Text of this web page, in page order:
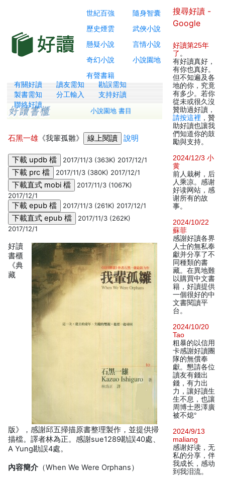
世紀百強
隨身智囊
歷史煙雲
武俠小說
懸疑小說
言情小說
奇幻小說
小說園地
有聲書籍
有關好讀 讀友需知
勘誤需知
製書需知
分工輸入
支持好讀
聯絡好讀
小說園地 書目
石黑一雄 《我輩孤雛》 說明
2017/11/3 (363K) 2017/12/1
2017/11/3 (380K) 2017/12/1
2017/11/3 (1067K)
2017/12/1
2017/11/3 (261K) 2017/12/1
2017/11/3 (262K)
2017/12/1
好讀
書櫃
《典
藏
版》，感謝邱五掃描原書整理製作，並提供掃
描檔。譯者林為正。感謝sue1289勘誤40處、
A Yung勘誤4處。
內容簡介 （When We Were Orphans）
搜尋好讀 -
Google
好讀第25年
了 。
有好讀真好，
有你也真好。
但不知遍及各
地的你，究竟
有多少。若你
從未或很久沒
贊助過好讀，
請按這裡 ，贊
助好讀也讓我
們知道你的鼓
勵與支持。
2024/12/3 小
黄
前人栽树，后
人乘凉。感谢
好读网站，感
谢所有的故
事。
2024/10/22
蘇菲
感謝好讀各界
人士的無私奉
獻并分享了不
同種類的書
藏。在異地難
以購買中文書
籍，好讀提供
一個很好的中
文書閱讀平
台。
2024/10/20
Tao
粗暴的以信用
卡感謝好讀團
隊的無償奉
獻。懇請各位
讀友有錢出
錢，有力出
力，讓好讀生
生不息，也讓
周博士恩澤廣
被不熄°
2024/9/13
maliang
感谢好读，无
私的分享，伴
我成长，感动
到我泪流。